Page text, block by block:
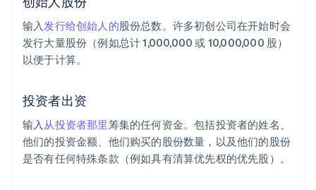
输入发行给创始人的股份总数。许多初创公司在开始时会
发行大量股份（例如总计 1,000,000 或 10,000,000 股）
以便于计算。
投资者出资
输入从投资者那里筹集的任何资金。包括投资者的姓名、
他们的投资金额、他们购买的股份数量，以及他们的股份
是否有任何特殊条款（例如具有清算优先权的优先股）。